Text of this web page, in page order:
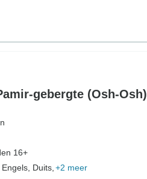
gebergte (Osh-Osh)
16+
Duits, +2 meer